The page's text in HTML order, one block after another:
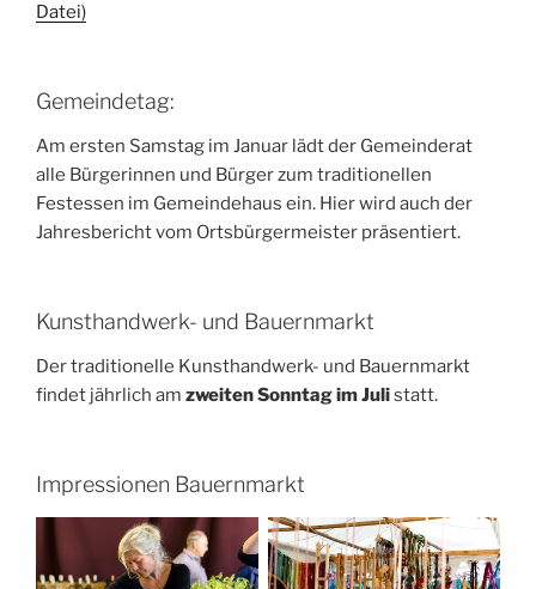
Datei)
Gemeindetag:
Am ersten Samstag im Januar lädt der Gemeinderat
alle Bürgerinnen und Bürger zum traditionellen
Festessen im Gemeindehaus ein. Hier wird auch der
Jahresbericht vom Ortsbürgermeister präsentiert.
Kunsthandwerk- und Bauernmarkt
Der traditionelle Kunsthandwerk- und Bauernmarkt
findet jährlich am zweiten Sonntag im Julistatt.
Impressionen Bauernmarkt